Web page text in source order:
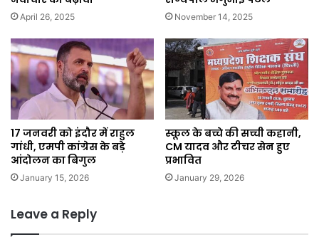
April 26, 2025 November 14, 2025
17 जनवरी को इंदौर में राहुल
गांधी, एमपी कांग्रेस के बड़े
आंदोलन का बिगुल
January 15, 2026
स्कूल के बच्चे की सच्ची कहानी,
CM यादव और टीचर सेन हुए
प्रभावित
January 29, 2026
Leave a Reply